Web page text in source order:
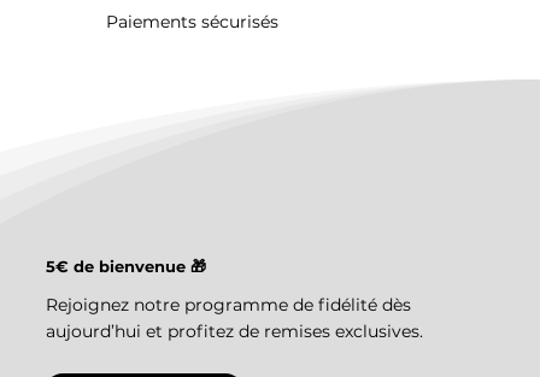
Paiements sécurisés
5€ de bienvenue 🎁
Rejoignez notre programme de fidélité dès
aujourd’hui et profitez de remises exclusives.